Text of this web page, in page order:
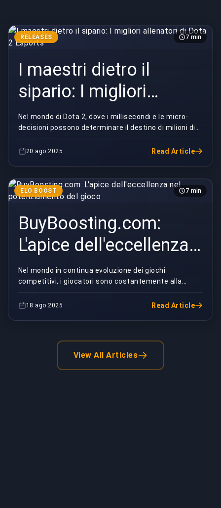
RELEASES 7 min
I maestri dietro il
sipario: I migliori
allenatori di Dota 2
Esports
Nel mondo di Dota 2, dove i millisecondi e le micro-
decisioni possono determinare il destino di milioni di
premi in denaro, i riflettori sono spesso p...
20 ago 2025 Read Article
ELO BOOST 7 min
BuyBoosting.com:
L'apice dell'eccellenza
nel potenziamento del
gioco
Nel mondo in continua evoluzione dei giochi
competitivi, i giocatori sono costantemente alla
ricerca di modi per migliorare le proprie classifiche,
sb...18 ago 2025 Read Article
View All Articles